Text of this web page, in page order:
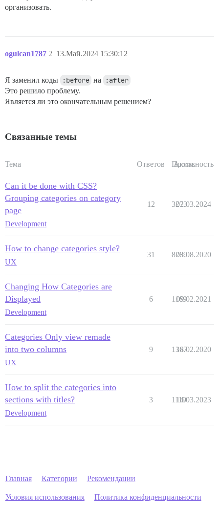
организовать.
ogulcan1787 13.Май.2024 15:30:12
2
Я заменил коды :before на :after
Это решило проблему.
Является ли это окончательным решением?
Связанные темы
Тема Ответов Просм.
Активность
Can it be done with CSS?
Grouping categories on category
page
Development
12 3273
02.03.2024
How to change categories style?
UX
31 8289
03.08.2020
Changing How Categories are
Displayed
Development
6 1169
09.02.2021
Categories Only view remade
into two columns
UX
9 1367
18.02.2020
How to split the categories into
sections with titles?
Development
3 1119
14.03.2023
Главная Категории Рекомендации
Условия использования Политика конфиденциальности